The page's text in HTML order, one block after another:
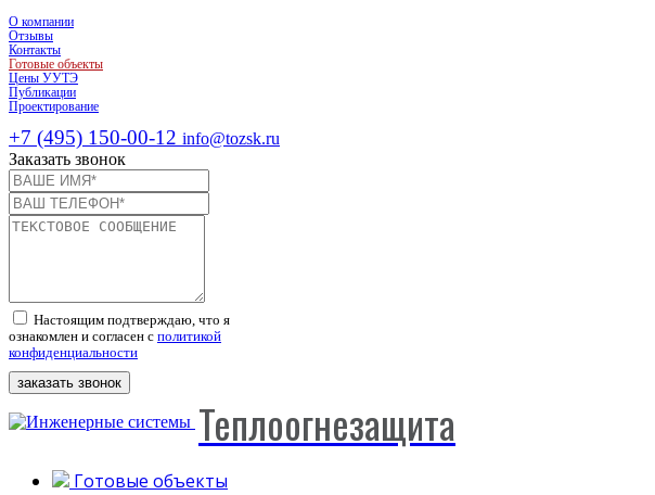
О компании
Отзывы
Контакты
Готовые объекты
Цены УУТЭ
Публикации
Проектирование
+7 (495) 150-00-12 info@tozsk.ru
Заказать звонок
Настоящим подтверждаю, что я
ознакомлен и согласен с политикой
конфиденциальности
заказать звонок
Теплоогнезащита
Готовые объекты